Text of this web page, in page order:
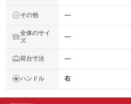
その他 ―
全体のサイ
ズ
―
荷台寸法 ―
ハンドル 右